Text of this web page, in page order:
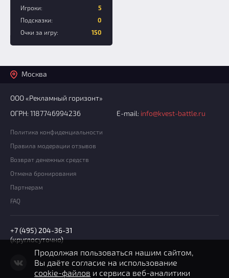
Игроки:
5
Подсказки:
0
Очки за игру:
150
Москва
ООО «Рекламный горизонт»
ОГРН: 1187746994236
E-mail: info@kvest-battle.ru
Политика конфиденциальности
Правила модерации отзывов
Возврат денежных средств
Отмена бронирования
Партнерам
FAQ
+7 (495) 204-36-31
(круглосуточно)
Продолжая пользоваться нашим сайтом,
Вы даёте согласие на использование
cookie-файлов и сервиса веб-аналитики